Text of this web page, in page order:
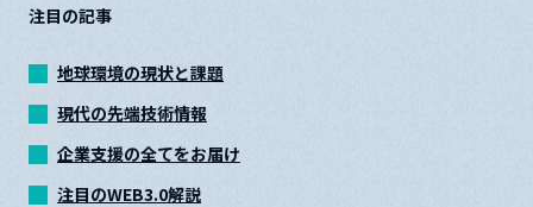
注目の記事
地球環境の現状と課題
現代の先端技術情報
企業支援の全てをお届け
注目のWEB3.0解説